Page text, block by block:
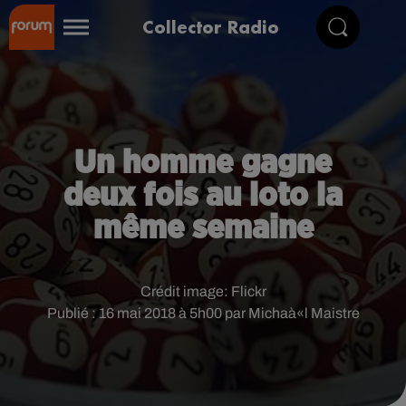
Collector Radio
Un homme gagne
deux fois au loto la
même semaine
Publié : 16 mai 2018 à 5h00 par Michaà«l Maistre
Crédit image: Flickr